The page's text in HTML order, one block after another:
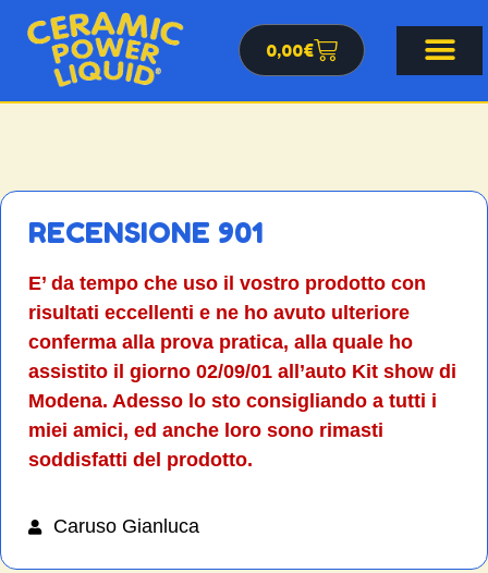
0,00€
RECENSIONE 901
E’ da tempo che uso il vostro prodotto con
risultati eccellenti e ne ho avuto ulteriore
conferma alla prova pratica, alla quale ho
assistito il giorno 02/09/01 all’auto Kit show di
Modena. Adesso lo sto consigliando a tutti i
miei amici, ed anche loro sono rimasti
soddisfatti del prodotto.
Caruso Gianluca